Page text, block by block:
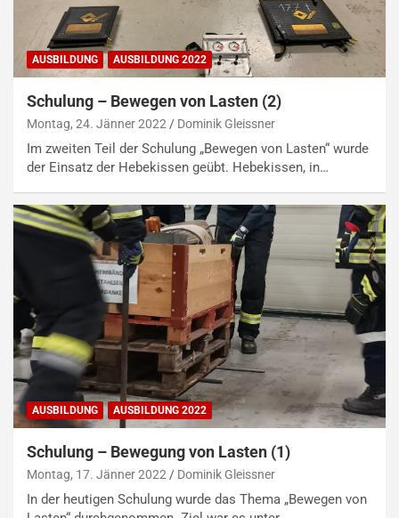
AUSBILDUNG AUSBILDUNG 2022
Schulung – Bewegen von Lasten (2)
Montag, 24. Jänner 2022 Dominik Gleissner
Im zweiten Teil der Schulung „Bewegen von Lasten“ wurde
der Einsatz der Hebekissen geübt. Hebekissen, in…
AUSBILDUNG AUSBILDUNG 2022
Schulung – Bewegung von Lasten (1)
Montag, 17. Jänner 2022 Dominik Gleissner
In der heutigen Schulung wurde das Thema „Bewegen von